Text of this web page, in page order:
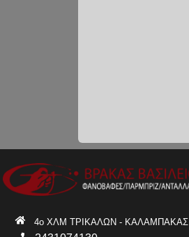
4ο ΧΛΜ ΤΡΙΚΑΛΩΝ - ΚΑΛΑΜΠΑΚΑΣ